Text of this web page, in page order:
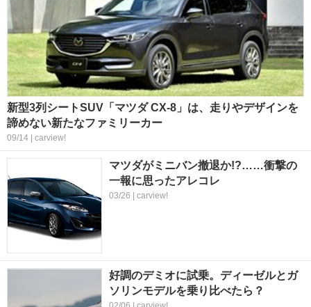
新型3列シートSUV「マツダ CX-8」は、走りやデザインを
諦めない新たなファミリーカー
09/14 | carview!
マツダがミニバン撤退か!?……衝撃の
一報に思ったアレコレ
03/26 | carview!
好調のデミオに試乗。ディーゼルとガ
ソリンモデルを乗り比べたら？